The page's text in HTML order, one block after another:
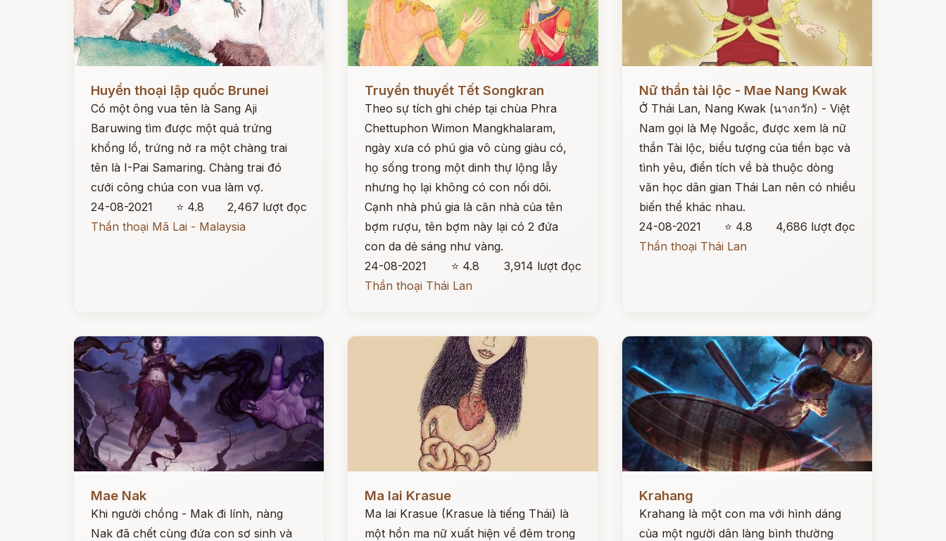
Đọc ngay
Huyền thoại lập quốc Brunei
Có một ông vua tên là Sang Aji
Baruwing tìm được một quả trứng
khổng lồ, trứng nở ra một chàng trai
tên là I-Pai Samaring. Chàng trai đó
cưới công chúa con vua làm vợ.
24-08-2021
⭐ 4.8
2,467 lượt đọc
Thần thoại Mã Lai - Malaysia
Đọc ngay
Truyền thuyết Tết Songkran
Theo sự tích ghi chép tại chùa Phra
Chettuphon Wimon Mangkhalaram,
ngày xưa có phú gia vô cùng giàu có,
họ sống trong một dinh thự lộng lẫy
nhưng họ lại không có con nối dõi.
Cạnh nhà phú gia là căn nhà của tên
bợm rượu, tên bợm này lại có 2 đứa
con da dẻ sáng như vàng.
24-08-2021
⭐ 4.8
3,914 lượt đọc
Thần thoại Thái Lan
Nữ thần tài lộc - Mae Nang Kwak
Ở Thái Lan, Nang Kwak (นางกวัก) - Việt
Nam gọi là Mẹ Ngoắc, được xem là nữ
thần Tài lộc, biểu tượng của tiền bạc và
tình yêu, điển tích về bà thuộc dòng
văn học dân gian Thái Lan nên có nhiều
biến thể khác nhau.
24-08-2021
⭐ 4.8
4,686 lượt đọc
Thần thoại Thái Lan
Mae Nak
Khi người chồng - Mak đi lính, nàng
Nak đã chết cùng đứa con sơ sinh và
Ma lai Krasue
Ma lai Krasue (Krasue là tiếng Thái) là
một hồn ma nữ xuất hiện về đêm trong
Krahang
Krahang là một con ma với hình dáng
của một người dân làng bình thường